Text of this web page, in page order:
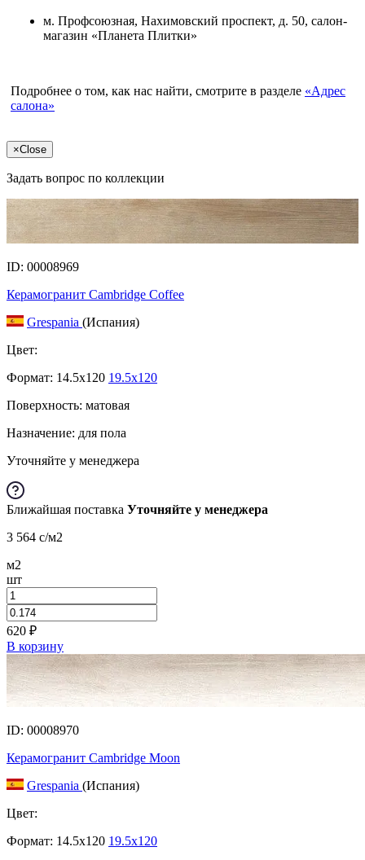
м. Профсоюзная, Нахимовский проспект, д. 50, салон-
магазин «Планета Плитки»
Подробнее о том, как нас найти, смотрите в разделе «Адрес
салона»
×Close
Задать вопрос по коллекции
ID: 00008969
Керамогранит Cambridge Coffee
Grespania (Испания)
Цвет:
Формат: 14.5x120 19.5x120
Поверхность: матовая
Назначение: для пола
Уточняйте у менеджера
Ближайшая поставка Уточняйте у менеджера
3 564 c/м2
м2
шт
620 ₽
В корзину
ID: 00008970
Керамогранит Cambridge Moon
Grespania (Испания)
Цвет:
Формат: 14.5x120 19.5x120